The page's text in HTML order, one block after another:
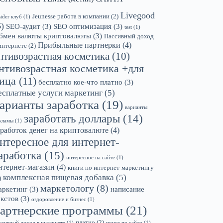
клуб (1) Jeunesse работа в компании (2) Livegood
SEO-аудит (3) SEO оптимизация (3) test (1)
валюты криптовалюты (3) Пассивный доход
(2) Прибыльные партнерки (4)
косметика (10)
косметика +для
(11) бесплатно кое-что платно (3)
услуги маркетинг (5)
заработка (19) варианты
(1) заработать доллары (14)
денег на криптовалюте (4)
для интернет-
(15) интересное на сайте (1)
магазин (4) книги по интернет-маркетингу
комплексная пищевая добавка (5)
(3) маркетологу (8) написание
(3) оздоровление и бизнес (1)
программы (21)